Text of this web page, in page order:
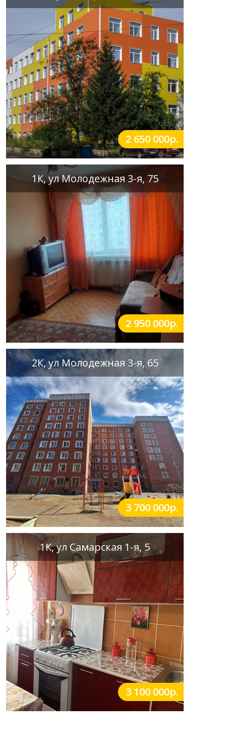
2 650 000р.
1К, ул Молодежная 3-я, 75
2 950 000р.
2К, ул Молодежная 3-я, 65
3 700 000р.
1К, ул Самарская 1-я, 5
3 100 000р.